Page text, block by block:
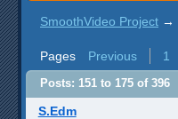
SmoothVideo Project →
Pages Previous 1
Posts: 151 to 175 of 396
S.Edm